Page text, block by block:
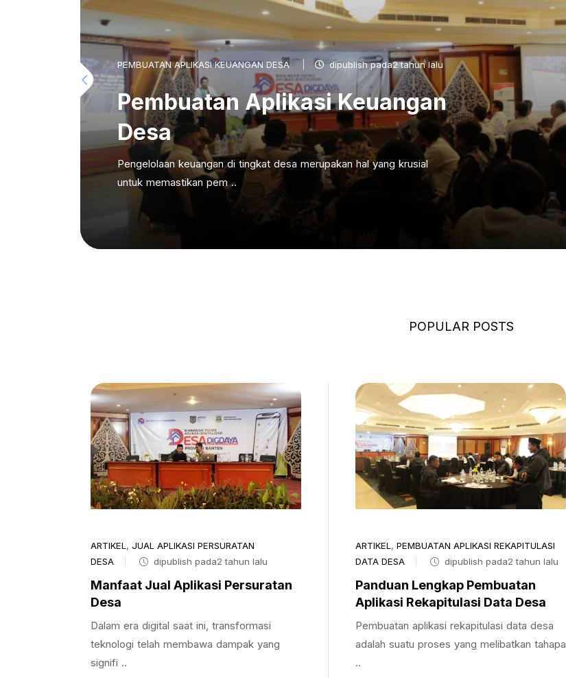
PEMBUATAN APLIKASI KEUANGAN DESA dipublish pada2 tahun lalu
Pembuatan Aplikasi Keuangan
Desa
Pengelolaan keuangan di tingkat desa merupakan hal yang krusial
untuk memastikan pem ..
POPULAR POSTS
ARTIKEL , JUAL APLIKASI PERSURATAN
DESA
dipublish pada2 tahun lalu
Manfaat Jual Aplikasi Persuratan
Desa
Dalam era digital saat ini, transformasi
teknologi telah membawa dampak yang
signifi ..
ARTIKEL , PEMBUATAN APLIKASI REKAPITULASI
DATA DESA
dipublish pada2 tahun lalu
Panduan Lengkap Pembuatan
Aplikasi Rekapitulasi Data Desa
Pembuatan aplikasi rekapitulasi data desa
adalah suatu proses yang melibatkan tahapa
..